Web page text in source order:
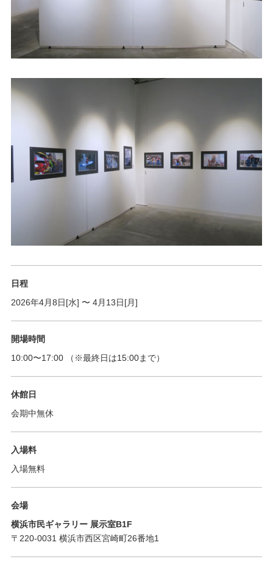
日程
2026年4月8日[水] 〜 4月13日[月]
開場時間
10:00〜17:00（※最終日は15:00まで）
休館日
会期中無休
入場料
入場無料
会場
横浜市民ギャラリー 展示室B1F
〒220-0031 横浜市西区宮崎町26番地1